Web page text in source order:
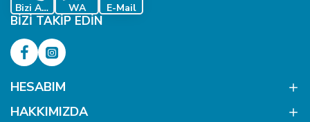
Bizi Ara WA E-Mail
BIZI TAKIP EDIN
HESABIM
HAKKIMIZDA